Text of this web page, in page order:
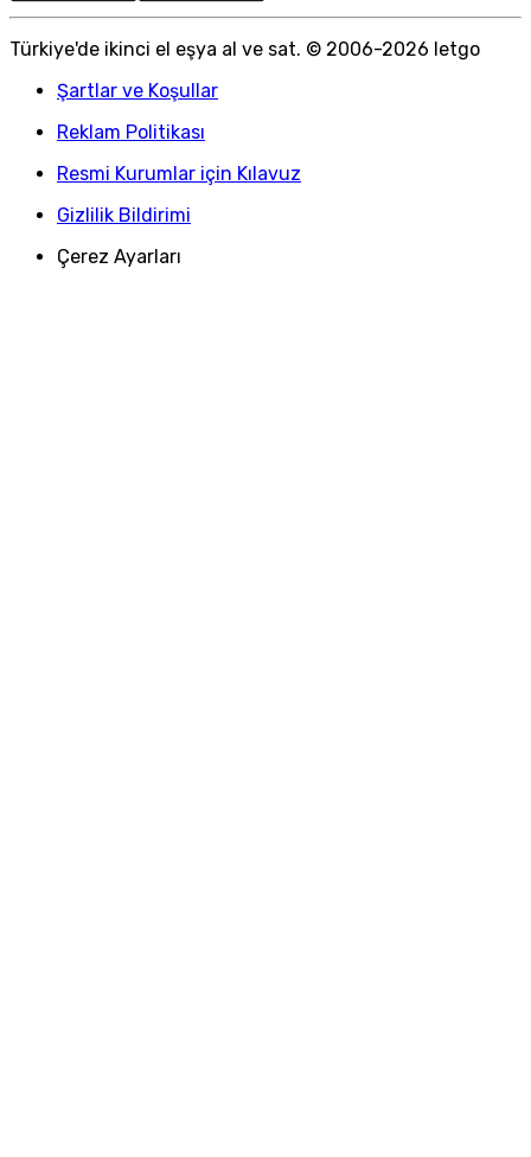
Türkiye'de ikinci el eşya al ve sat. © 2006-2026 letgo
Şartlar ve Koşullar
Reklam Politikası
Resmi Kurumlar için Kılavuz
Gizlilik Bildirimi
Çerez Ayarları